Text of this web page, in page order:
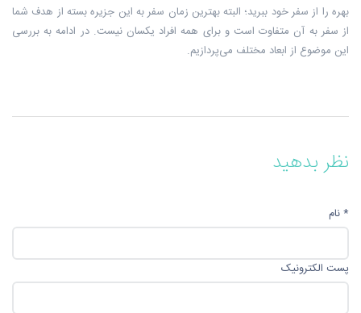
بهره را از سفر خود ببرید؛ البته بهترین زمان سفر به این جزیره بسته از هدف شما
از سفر به آن متفاوت است و برای همه افراد یکسان نیست. در ادامه به بررسی
این موضوع از ابعاد مختلف می‌پردازیم.
نظر بدهید
* نام
پست الکترونیک